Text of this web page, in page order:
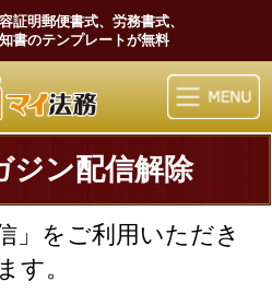
証明郵便書式、労務書式、
書のテンプレートが無料
マイ法務
ジン配信解除
」をご利用いただき
す。